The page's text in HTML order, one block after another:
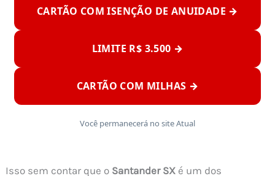
CARTÃO COM ISENÇÃO DE ANUIDADE →
LIMITE R$ 3.500 →
CARTÃO COM MILHAS →
Você permanecerá no site Atual
Isso sem contar que o Santander SX é um dos